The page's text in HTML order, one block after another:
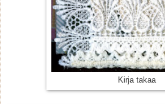
Kirja takaa